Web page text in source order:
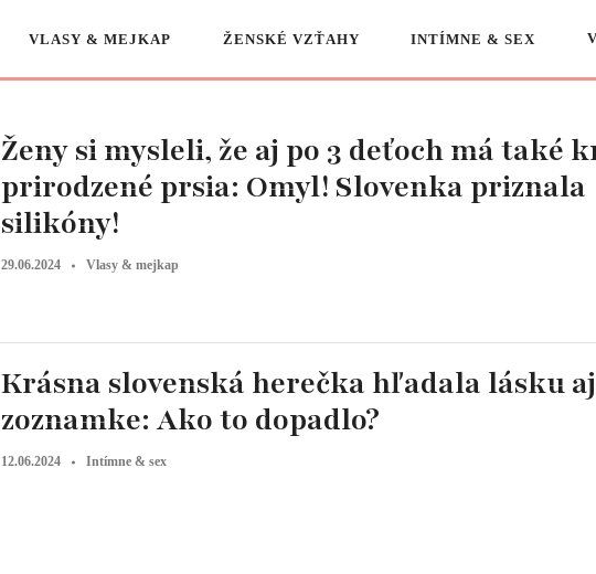
VLASY & MEJKAP ŽENSKÉ VZŤAHY INTÍMNE & SEX
Ženy si mysleli, že aj po 3 deťoch má také
prirodzené prsia: Omyl! Slovenka priznala
silikóny!
29.06.2024 Vlasy & mejkap
Krásna slovenská herečka hľadala lásku
zoznamke: Ako to dopadlo?
12.06.2024 Intímne & sex